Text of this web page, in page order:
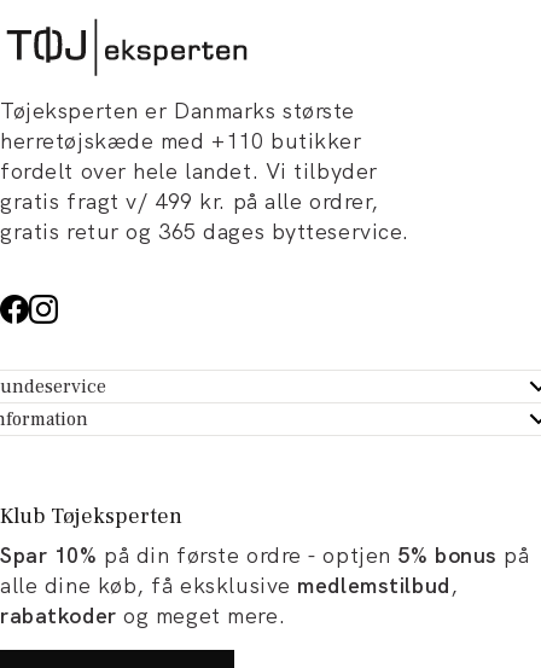
Tøjeksperten er Danmarks største
herretøjskæde med +110 butikker
fordelt over hele landet. Vi tilbyder
gratis fragt v/ 499 kr. på alle ordrer,
gratis retur og 365 dages bytteservice.
- Hjælpecenter
dit køb
Tøjeksperten
og artikler
og karriere
Klub Tøjeksperten
Spar 10% på din første ordre - optjen 5% bonus på
alle dine køb, få eksklusive medlemstilbud,
rabatkoder og meget mere.